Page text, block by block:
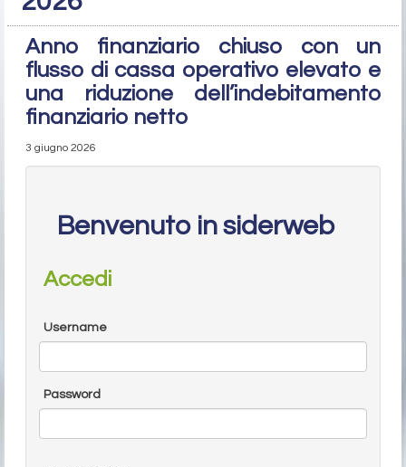
Anno finanziario chiuso con un
flusso di cassa operativo elevato e
una riduzione dell’indebitamento
finanziario netto
3 giugno 2026
Benvenuto in siderweb
Accedi
Username
Password